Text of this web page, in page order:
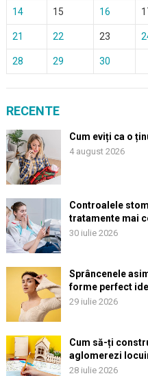
14 15 16
21 22 23
28 29 30
RECENTE
Cum eviți ca o
4 august 2026
Controalele
tratamente mai
30 iulie 2026
Sprâncenele
forme perfect
29 iulie 2026
Cum să-ți
aglomerezi
28 iulie 2026